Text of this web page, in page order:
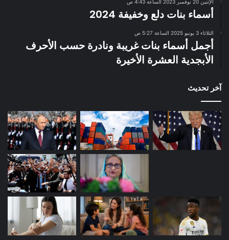
الإثنين 20 نوفمبر 2023 الساعة 4:43 ص
أسماء بنات دلع وخفيفة 2024
الثلاثاء 3 يونيو 2025 الساعة 5:27 ص
أجمل أسماء بنات غريبة ونادرة حسب الأحرف
الأبجدية العشرة الأخيرة
آخر تحديث